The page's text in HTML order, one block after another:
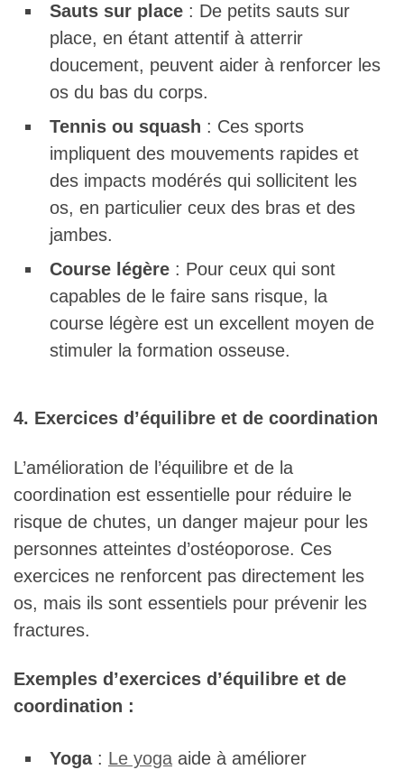
Sauts sur place : De petits sauts sur
place, en étant attentif à atterrir
doucement, peuvent aider à renforcer les
os du bas du corps.
Tennis ou squash : Ces sports
impliquent des mouvements rapides et
des impacts modérés qui sollicitent les
os, en particulier ceux des bras et des
jambes.
Course légère : Pour ceux qui sont
capables de le faire sans risque, la
course légère est un excellent moyen de
stimuler la formation osseuse.
4. Exercices d’équilibre et de coordination
L’amélioration de l’équilibre et de la
coordination est essentielle pour réduire le
risque de chutes, un danger majeur pour les
personnes atteintes d’ostéoporose. Ces
exercices ne renforcent pas directement les
os, mais ils sont essentiels pour prévenir les
fractures.
Exemples d’exercices d’équilibre et de
coordination :
Yoga: Le yoga aide à améliorer